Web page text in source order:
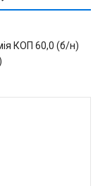
КОП 60,0 (б/н)